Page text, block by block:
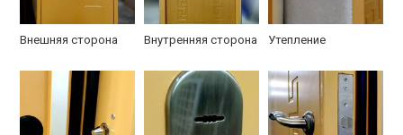
Внешняя сторона Внутренняя сторона Утепление